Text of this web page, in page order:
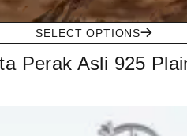
SELECT OPTIONS
Perak Asli 925